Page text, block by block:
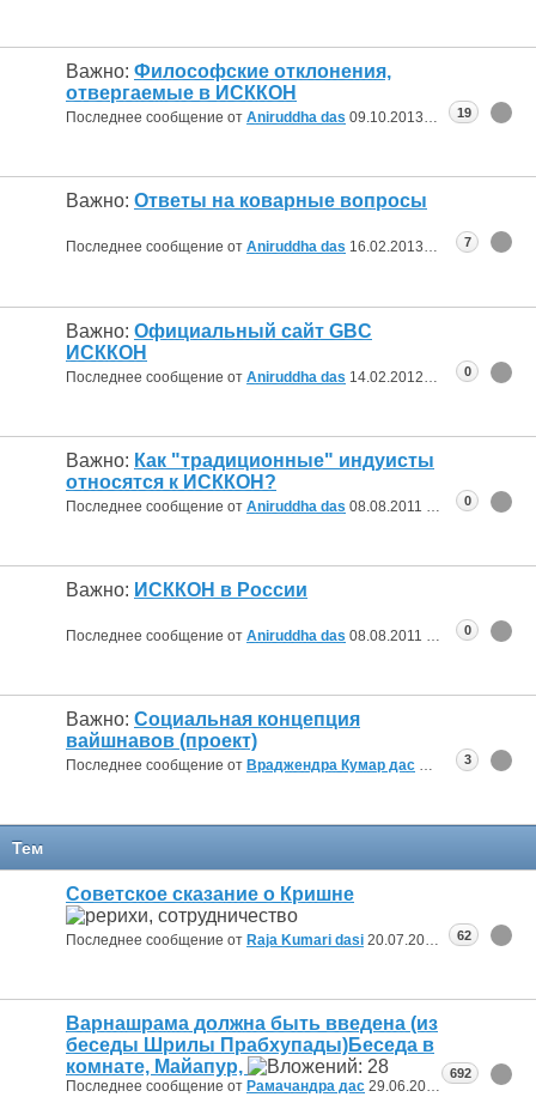
Важно: Философские отклонения,
отвергаемые в ИСККОН
Последнее сообщение от Aniruddha das 09.10.2013 18:1519
Важно: Ответы на коварные вопросы
Последнее сообщение от Aniruddha das 16.02.2013 08:237
Важно: Официальный сайт GBC
ИСККОН
Последнее сообщение от Aniruddha das 14.02.2012 07:160
Важно: Как "традиционные" индуисты
относятся к ИСККОН?
Последнее сообщение от Aniruddha das 08.08.2011 22:250
Важно: ИСККОН в России
Последнее сообщение от Aniruddha das 08.08.2011 07:500
Важно: Социальная концепция
вайшнавов (проект)
Последнее сообщение от Враджендра Кумар дас 07:11
3
Тем
Советское сказание о Кришне
Последнее сообщение от Raja Kumari dasi 20.07.2026 21:46
62
Варнашрама должна быть введена (из
беседы Шрилы Прабхупады)Беседа в
комнате, Майапур,
Последнее сообщение от Рамачандра дас 29.06.2026 21:42
692